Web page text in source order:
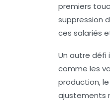
premiers
suppression
ces salariés
Un autre défi
comme les
production,
ajustements